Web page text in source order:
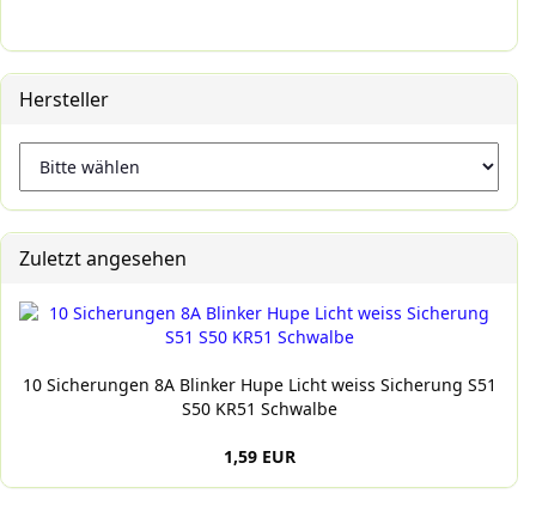
Hersteller
Zuletzt angesehen
10 Sicherungen 8A Blinker Hupe Licht weiss Sicherung S51
S50 KR51 Schwalbe
1,59 EUR